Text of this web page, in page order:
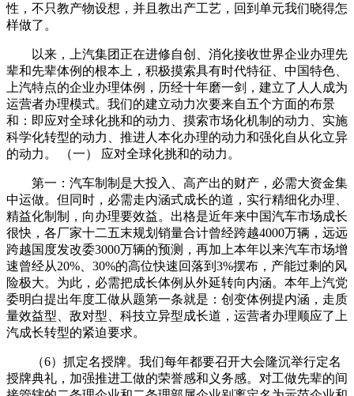
性，不只教产物设想，并且教出产工艺，回到单元我们晓得怎
样做了。
以来，上汽集团正在进修自创、消化接收世界企业办理先
辈和先辈体例的根本上，积极摸索具有时代特征、中国特色、
上汽特点的企业办理体例，历经十年磨一剑，建立了人人成为
运营者办理模式。我们的建立动力次要来自五个方面的布景
和：即应对全球化挑和的动力、摸索市场化机制的动力、实施
科学化转型的动力、推进人本化办理的动力和强化自从化立异
的动力。 （一） 应对全球化挑和的动力。
第一：汽车制制是大投入、高产出的财产，必需大资金集
中运做。但同时，必需走内涵式成长的道，实行精细化办理、
精益化制制，向办理要效益。出格是近年来中国汽车市场成长
很快，各厂家十二五末规划销量合计曾经跨越4000万辆，远远
跨越国度发改委3000万辆的预测，再加上本年以来汽车市场增
速曾经从20%、30%的高位快速回落到3%摆布，产能过剩的风
险极大。为此，必需把成长体例从外延转向内涵。本年上汽党
委明白提出年度工做从题第一条就是：创变体例提内涵，走质
量效益型、敌对型、科技立异型成长道，运营者办理顺应了上
汽成长转型的紧迫要求。
（6）抓定名授牌。我们每年都要召开大会隆沉举行定名
授牌典礼，加强推进工做的荣誉感和义务感。对工做先辈的间